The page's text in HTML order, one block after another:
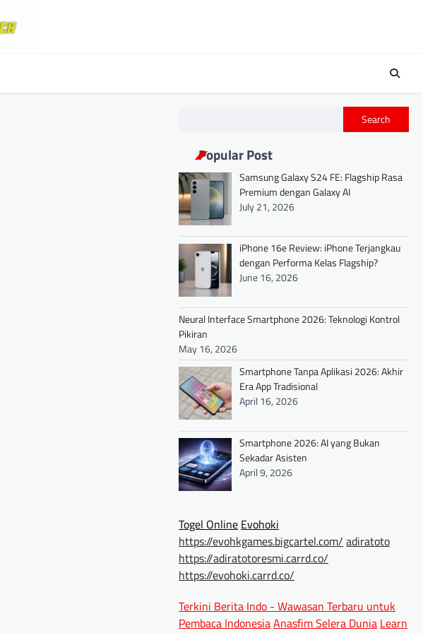
Search
Popular Post
Samsung Galaxy S24 FE: Flagship Rasa
Premium dengan Galaxy AI
July 21, 2026
iPhone 16e Review: iPhone Terjangkau
dengan Performa Kelas Flagship?
June 16, 2026
Neural Interface Smartphone 2026: Teknologi Kontrol
Pikiran
May 16, 2026
Smartphone Tanpa Aplikasi 2026: Akhir
Era App Tradisional
April 16, 2026
Smartphone 2026: AI yang Bukan
Sekadar Asisten
April 9, 2026
Togel Online Evohoki
https://evohkgames.bigcartel.com/ adiratoto
https://adiratotoresmi.carrd.co/
https://evohoki.carrd.co/
Terkini Berita Indo - Wawasan Terbaru untuk
Pembaca IndonesiaAnasfim Selera Dunia Learn